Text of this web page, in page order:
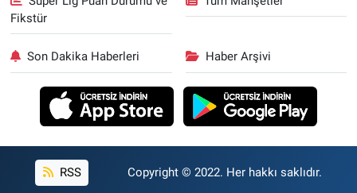
Fikstür
Son Dakika Haberleri Haber Arşivi
RSS Copyright © 2022. Her hakkı saklıdır.